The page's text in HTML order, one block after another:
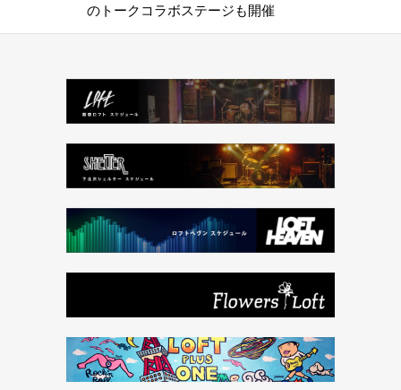
のトークコラボステージも開催